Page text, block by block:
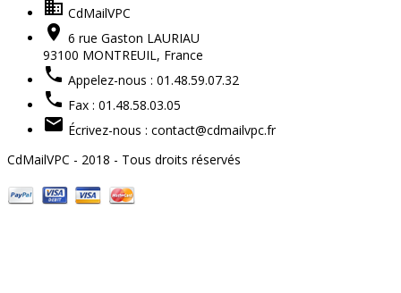
 CdMailVPC
 6 rue Gaston LAURIAU
93100 MONTREUIL, France
 Appelez-nous : 01.48.59.07.32
 Fax : 01.48.58.03.05
 Écrivez-nous : contact@cdmailvpc.fr
CdMailVPC - 2018 - Tous droits réservés